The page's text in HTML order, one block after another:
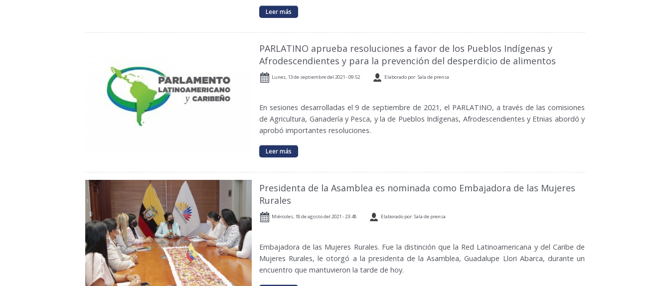
Leer más
PARLATINO aprueba resoluciones a favor de los Pueblos Indígenas y
Afrodescendientes y para la prevención del desperdicio de alimentos
Lunes, 13 de septiembre del 2021 - 09:52 Elaborado por: Sala de prensa
En sesiones desarrolladas el 9 de septiembre de 2021, el PARLATINO, a través de las comisiones
de Agricultura, Ganadería y Pesca, y la de Pueblos Indígenas, Afrodescendientes y Etnias abordó y
aprobó importantes resoluciones.
Leer más
Presidenta de la Asamblea es nominada como Embajadora de las Mujeres
Rurales
Miércoles, 18 de agosto del 2021 - 23:48 Elaborado por: Sala de prensa
Embajadora de las Mujeres Rurales. Fue la distinción que la Red Latinoamericana y del Caribe de
Mujeres Rurales, le otorgó a la presidenta de la Asamblea, Guadalupe Llori Abarca, durante un
encuentro que mantuvieron la tarde de hoy.